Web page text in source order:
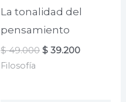
La tonalidad del
pensamiento
$49.000 El
$ 39.200El
Filosofía